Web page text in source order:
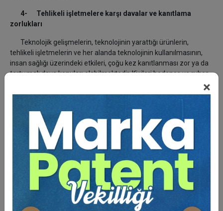
×
4- Tehlikeli işletmelere karşı davalar ve kanıtlama
zorlukları
Teknolojik gelişmelerin, teknolojinin yarattığı ürünlerin,
tehlikeli işletmelerin ve her alanda teknolojinin kullanılmasının,
insan sağlığı üzerindeki etkileri, çoğu kez kanıtlanması zor ya da
tartışmalı dava konuları olabilmektedir. Kişileri bedence ve ruhça
hastalıklara yakalanmalarına neden olabilen, ayrıca sinirsel ve
havayı, suyu, toprağı kirleten işletmeler ile teknoloji ürünü aygıtlar
gelmekte; bunu doğal yapısı değiştirilmiş besinler ile kanserojen
içeren giysiler, takılar, kozmetikler, temizleme maddeleri, okul
araç ve gereçleri; tarımda kullanılan yapay gübreler ve tarım
ilaçları, plastikler ve çeşitli ambalaj malzemeleri izlemektedir.
Bunların büyük bir bölümü kanıtlama zorlukları nedeniyle
dava edilememekte; edilse bile sonuç alınamamaktadır. Bunların